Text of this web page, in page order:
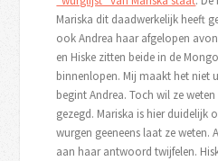
Mariska dit daadwerkelijk heeft
ook Andrea haar afgelopen
en Hiske zitten beide in de
binnenlopen. Mij maakt het niet
begint Andrea. Toch wil ze
gezegd. Mariska is hier duidelijk
wurgen geeneens laat ze weten.
aan haar antwoord twijfelen.